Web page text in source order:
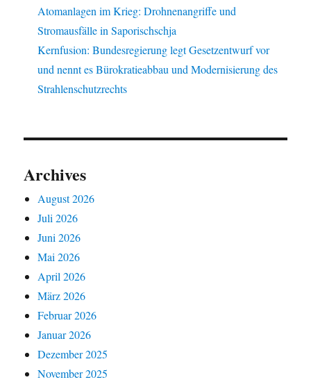
Atomanlagen im Krieg: Drohnenangriffe und
Stromausfälle in Saporischschja
Kernfusion: Bundesregierung legt Gesetzentwurf vor
und nennt es Bürokratieabbau und Modernisierung des
Strahlenschutzrechts
Archives
August 2026
Juli 2026
Juni 2026
Mai 2026
April 2026
März 2026
Februar 2026
Januar 2026
Dezember 2025
November 2025